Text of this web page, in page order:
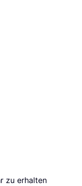
zu erhalten